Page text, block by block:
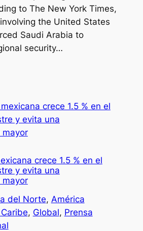
to The New York Times,
the United States
Saudi Arabia to
security…
crece 1.5 % en el
y evita una
mayor
del Norte, América
, Global, Prensa